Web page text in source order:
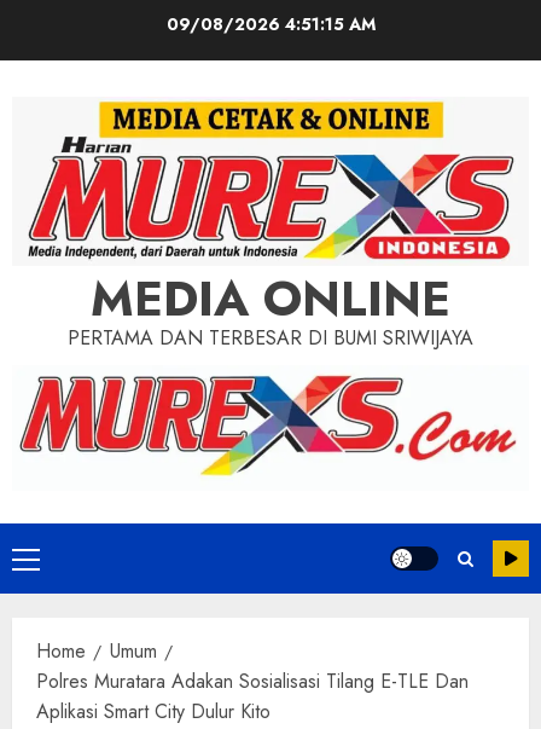
09/08/2026 4:51:17 AM
MEDIA ONLINE
PERTAMA DAN TERBESAR DI BUMI SRIWIJAYA
Primary
Menu
Home
Umum
Polres Muratara Adakan Sosialisasi Tilang E-TLE Dan
Aplikasi Smart City Dulur Kito